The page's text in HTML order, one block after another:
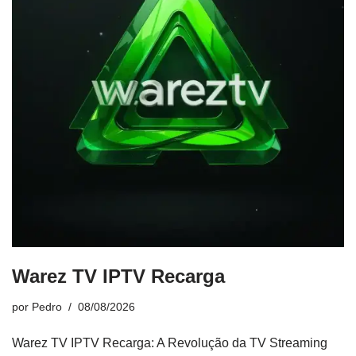
Warez TV IPTV Recarga
por Pedro 08/08/2026
Warez TV IPTV Recarga: A Revolução da TV Streaming